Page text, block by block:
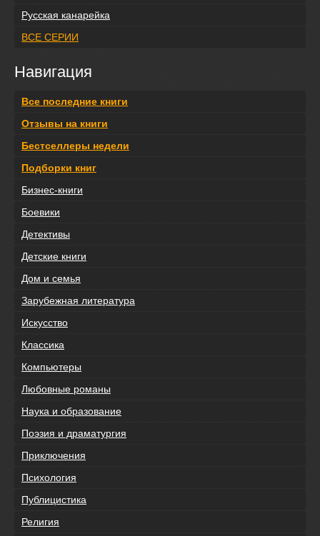
Русская канарейка
ВСЕ СЕРИИ
Навигация
Все последние книги
Отзывы на книги
Бестселлеры недели
Подборки книг
Бизнес-книги
Боевики
Детективы
Детские книги
Дом и семья
Зарубежная литература
Искусство
Классика
Компьютеры
Любовные романы
Наука и образование
Поэзия и драматургия
Приключения
Психология
Публицистика
Религия